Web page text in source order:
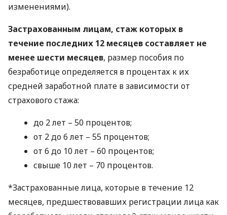
изменениями).
Застрахованным лицам, стаж которых в
течение последних 12 месяцев составляет не
менее шести месяцев, размер пособия по
безработице определяется в процентах к их
средней заработной плате в зависимости от
страхового стажа:
до 2 лет – 50 процентов;
от 2 до 6 лет – 55 процентов;
от 6 до 10 лет – 60 процентов;
свыше 10 лет – 70 процентов.
*Застрахованные лица, которые в течение 12
месяцев, предшествовавших регистрации лица как